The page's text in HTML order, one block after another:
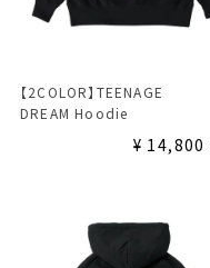
【2COLOR】TEENAGE
DREAM Hoodie
¥ 14,800